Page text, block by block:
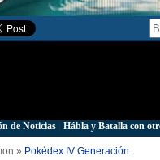
de Noticias| Hábla y Batalla con
» Pokédex IV Generación